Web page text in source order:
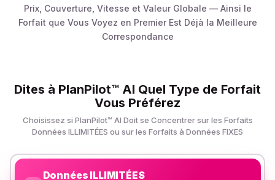
Prix, Couverture, Vitesse et Valeur Globale — Ainsi le
Forfait que Vous Voyez en Premier Est Déjà la Meilleure
Correspondance
Dites à PlanPilot™ AI Quel Type de Forfait
Vous Préférez
Choisissez si PlanPilot™ AI Doit se Concentrer sur les Forfaits
Données ILLIMITÉES ou sur les Forfaits à Données FIXES
Données ILLIMITÉES